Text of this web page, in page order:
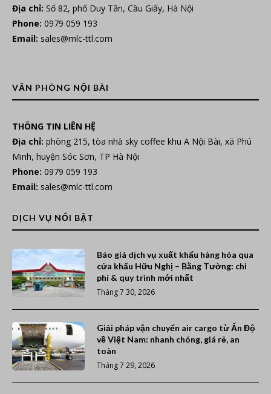
Địa chỉ: Số 82, phố Duy Tân, Cầu Giấy, Hà Nội
Phone: 0979 059 193
Email: sales@mlc-ttl.com
VĂN PHÒNG NỘI BÀI
THÔNG TIN LIÊN HỆ
Địa chỉ: phòng 215, tòa nhà sky coffee khu A Nội Bài, xã Phú
Minh, huyện Sóc Sơn, TP Hà Nội
Phone: 0979 059 193
Email: sales@mlc-ttl.com
DỊCH VỤ NỔI BẬT
Báo giá dịch vụ xuất khẩu hàng hóa qua
cửa khẩu Hữu Nghị – Bằng Tường: chi
phí & quy trình mới nhất
Tháng 7 30, 2026
Giải pháp vận chuyển air cargo từ Ấn Độ
về Việt Nam: nhanh chóng, giá rẻ, an
toàn
Tháng 7 29, 2026